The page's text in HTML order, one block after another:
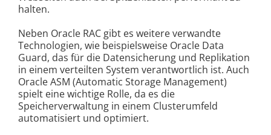
halten.
Neben Oracle RAC gibt es weitere verwandte
Technologien, wie beispielsweise Oracle Data
Guard, das für die Datensicherung und Replikation
in einem verteilten System verantwortlich ist. Auch
Oracle ASM (Automatic Storage Management)
spielt eine wichtige Rolle, da es die
Speicherverwaltung in einem Clusterumfeld
automatisiert und optimiert.